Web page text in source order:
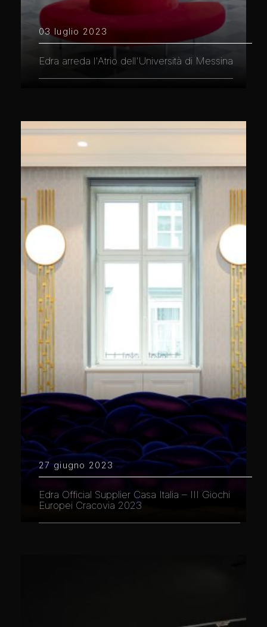
03 luglio 2023
Edra arreda l'Atrio dell'Università di Messina
27 giugno 2023
Edra Official Supplier Casa Italia – III Giochi
Europei Cracovia 2023